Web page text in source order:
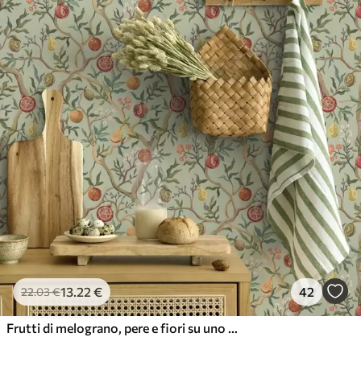
22.03€13.22 € 42
Frutti di melograno, pere e fiori su uno sfondo verde chiaro